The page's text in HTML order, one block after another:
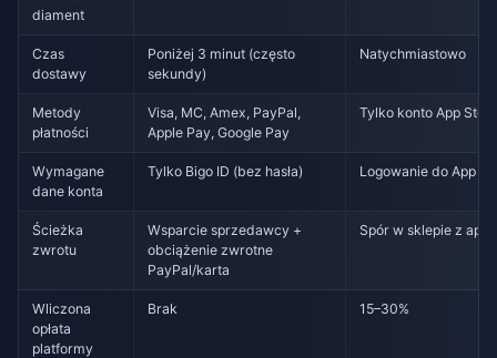
diament
Czas
dostawy
Poniżej 3 minut (często
sekundy)
Natychmiastowo
Metody
płatności
Visa, MC, Amex, PayPal,
Apple Pay, Google Pay
Tylko konto App
Wymagane
dane konta
Tylko Bigo ID (bez hasła) Logowanie do App
Ścieżka
zwrotu
Wsparcie sprzedawcy +
obciążenie zwrotne
PayPal/karta
Spór w sklepie z
Wliczona
opłata
platformy
Brak 15–30%